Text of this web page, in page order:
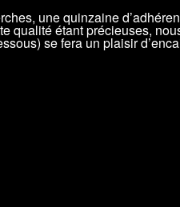
une quinzaine
qualité étant précieuses,
se fera un plaisir